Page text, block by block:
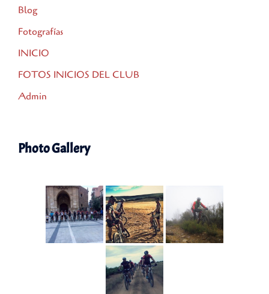
Blog
Fotografías
INICIO
FOTOS INICIOS DEL CLUB
Admin
Photo Gallery